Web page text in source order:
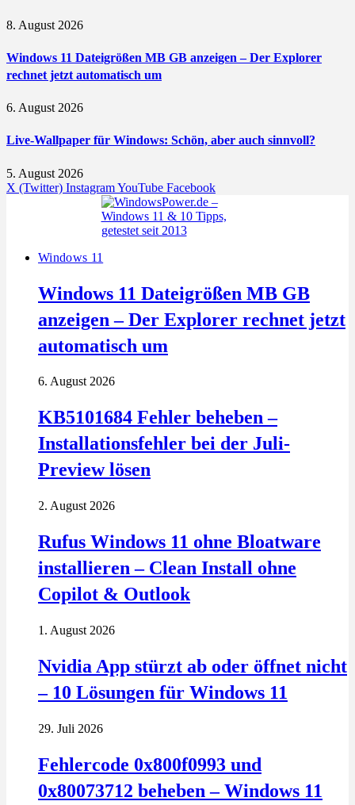
8. August 2026
Windows 11 Dateigrößen MB GB anzeigen – Der Explorer
rechnet jetzt automatisch um
6. August 2026
Live-Wallpaper für Windows: Schön, aber auch sinnvoll?
5. August 2026
X (Twitter) InstagramYouTube Facebook
Windows 11
Windows 11 Dateigrößen MB GB
anzeigen – Der Explorer rechnet jetzt
automatisch um
6. August 2026
KB5101684 Fehler beheben –
Installationsfehler bei der Juli-
Preview lösen
2. August 2026
Rufus Windows 11 ohne Bloatware
installieren – Clean Install ohne
Copilot & Outlook
1. August 2026
Nvidia App stürzt ab oder öffnet nicht
– 10 Lösungen für Windows 11
29. Juli 2026
Fehlercode 0x800f0993 und
0x80073712 beheben – Windows 11